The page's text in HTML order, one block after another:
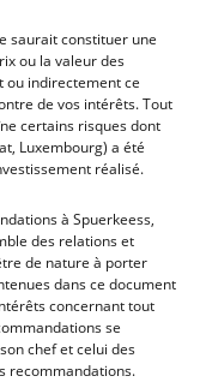
saurait constituer une
ou la valeur des
ou indirectement ce
de vos intérêts. Tout
certains risques dont
Luxembourg) a été
réalisé.
à Spuerkeess,
des relations et
de nature à porter
dans ce document
concernant tout
se
chef et celui des
recommandations.